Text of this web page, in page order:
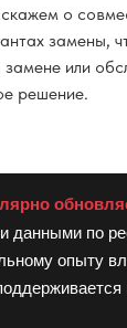
о
замены,
замене или
решение.
данными по
опыту